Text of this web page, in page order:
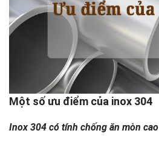
Một số ưu điểm của inox 304
Inox 304 có tính chống ăn mòn cao